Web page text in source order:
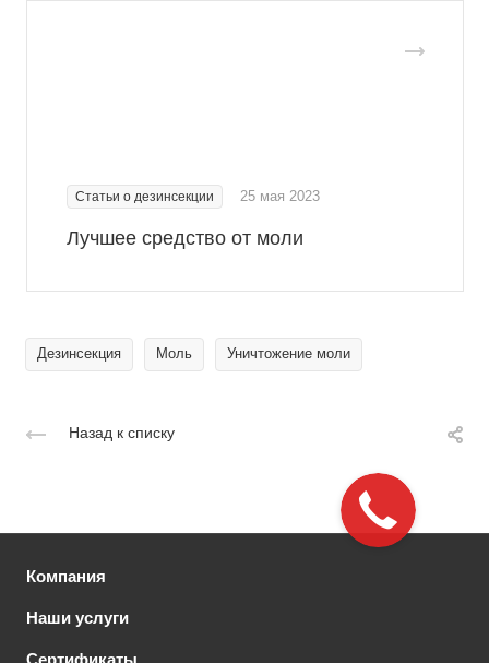
Статьи о дезинсекции 25 мая 2023
Лучшее средство от моли
Дезинсекция Моль Уничтожение моли
Назад к списку
Компания
Наши услуги